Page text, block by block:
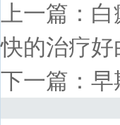
上一篇： 白
快的治疗好
下一篇： 早